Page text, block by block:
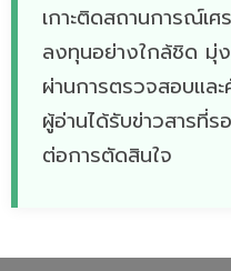
เกาะติดสถานการณ์เ
ลงทุนอย่างใกล้ชิด มุ่
ผ่านการตรวจสอบแล
ผู้อ่านได้รับข่าวสารที่ร
ต่อการตัดสินใจ